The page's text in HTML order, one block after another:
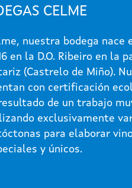
CELME
nuestra bodega nace
en la D.O. Ribeiro en la
(Castrelo de Miño).
con certificación
de un trabajo
exclusivamente
para elaborar
y únicos.